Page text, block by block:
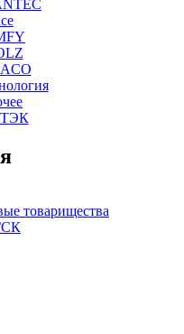
товарищества